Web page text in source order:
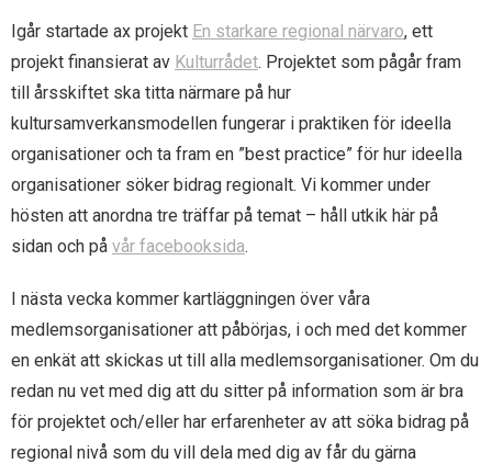
- Folk och Kultur
- Ax utmärkelser
- Medlemmar
- Bli medlem
- Samarbeten
- Om Ax
Arkiv
Igår startade ax projekt En starkare regional närvaro, ett
projekt finansierat av Kulturrådet. Projektet som pågår fram
till årsskiftet ska titta närmare på hur
kultursamverkansmodellen fungerar i praktiken för ideella
organisationer och ta fram en ”best practice” för hur ideella
organisationer söker bidrag regionalt. Vi kommer under
hösten att anordna tre träffar på temat – håll utkik här på
sidan och på vår facebooksida.
I nästa vecka kommer kartläggningen över våra
medlemsorganisationer att påbörjas, i och med det kommer
en enkät att skickas ut till alla medlemsorganisationer. Om du
redan nu vet med dig att du sitter på information som är bra
för projektet och/eller har erfarenheter av att söka bidrag på
regional nivå som du vill dela med dig av får du gärna